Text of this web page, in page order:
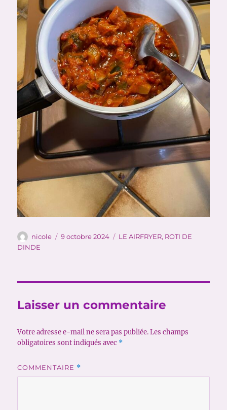
Auteur
nicole
Publié
9 octobre 2024 Catégories
LE AIRFRYER, ROTI DE
DINDE
Laisser un commentaire
Votre adresse e-mail ne sera pas publiée. Les champs
obligatoires sont indiqués avec *
COMMENTAIRE *